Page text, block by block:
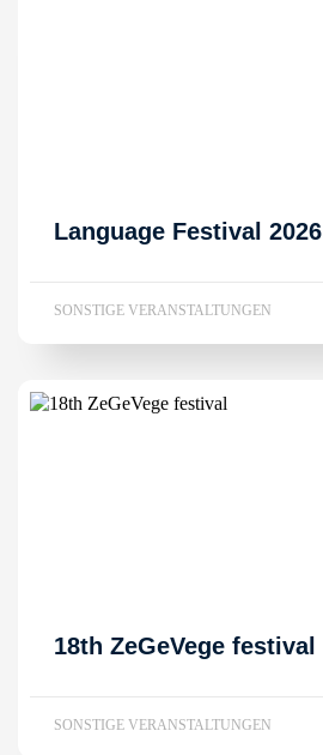
Language Festival 2026
SONSTIGE VERANSTALTUNGEN
18th ZeGeVege festival
SONSTIGE VERANSTALTUNGEN